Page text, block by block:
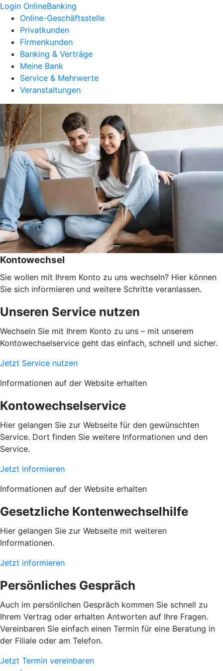
Login OnlineBanking
Online-Geschäftsstelle
Privatkunden
Firmenkunden
Banking & Verträge
Meine Bank
Service & Mehrwerte
Veranstaltungen
Kontowechsel
Sie wollen mit Ihrem Konto zu uns wechseln? Hier können
Sie sich informieren und weitere Schritte veranlassen.
Unseren Service nutzen
Wechseln Sie mit Ihrem Konto zu uns – mit unserem
Kontowechselservice geht das einfach, schnell und sicher.
Jetzt Service nutzen
Informationen auf der Website erhalten
Kontowechselservice
Hier gelangen Sie zur Webseite für den gewünschten
Service. Dort finden Sie weitere Informationen und den
Service.
Jetzt informieren
Informationen auf der Website erhalten
Gesetzliche Kontenwechselhilfe
Hier gelangen Sie zur Webseite mit weiteren
Informationen.
Jetzt informieren
Persönliches Gespräch
Auch im persönlichen Gespräch kommen Sie schnell zu
Ihrem Vertrag oder erhalten Antworten auf Ihre Fragen.
Vereinbaren Sie einfach einen Termin für eine Beratung in
der Filiale oder am Telefon.
Jetzt Termin vereinbaren